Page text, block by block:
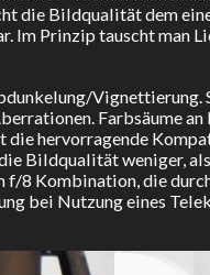
die Bildqualität dem
Im Prinzip tauscht man
Farbsäume
die hervorragende
Bildqualität weniger,
8 Kombination, die
bei Nutzung eines